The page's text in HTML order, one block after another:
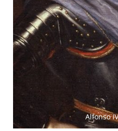
Alfonso